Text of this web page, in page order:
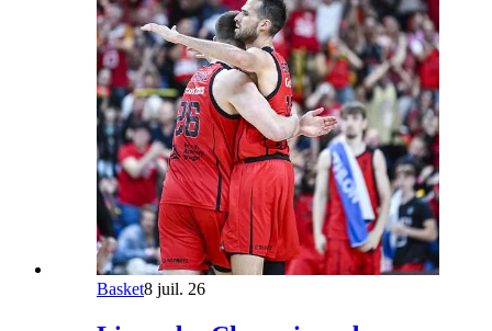
Basket8 juil. 26